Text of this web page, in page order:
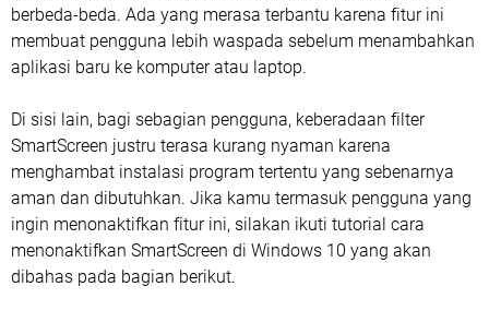
berbeda-beda. Ada yang merasa terbantu karena fitur ini
membuat pengguna lebih waspada sebelum menambahkan
aplikasi baru ke komputer atau laptop.
Di sisi lain, bagi sebagian pengguna, keberadaan filter
SmartScreen justru terasa kurang nyaman karena
menghambat instalasi program tertentu yang sebenarnya
aman dan dibutuhkan. Jika kamu termasuk pengguna yang
ingin menonaktifkan fitur ini, silakan ikuti tutorial cara
menonaktifkan SmartScreen di Windows 10 yang akan
dibahas pada bagian berikut.